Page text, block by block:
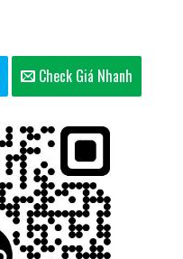
Check Giá Nhanh